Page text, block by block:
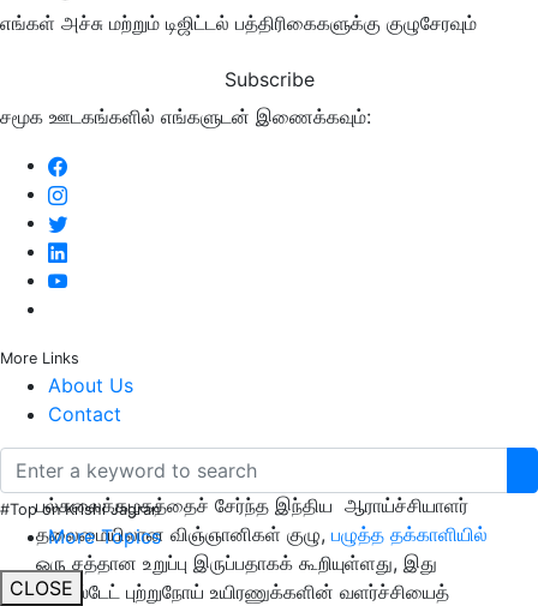
எங்கள் அச்சு மற்றும் டிஜிட்டல் பத்திரிகைகளுக்கு குழுசேரவும்
Subscribe
சமூக ஊடகங்களில் எங்களுடன் இணைக்கவும்:
More Links
About Us
Contact
#Top on Krishi Jagran
More Topics
CLOSE
ஆய்வின் படி லண்டனின் போட்ஸ்மவுத்
பல்கலைக்கழகத்தைச் சேர்ந்த இந்திய ஆராய்ச்சியாளர்
தலைமையிலான விஞ்ஞானிகள் குழு, பழுத்த தக்காளியில்
ஒரு சத்தான உறுப்பு இருப்பதாகக் கூறியுள்ளது, இது
புரோஸ்டேட் புற்றுநோய் உயிரணுக்களின் வளர்ச்சியைத்